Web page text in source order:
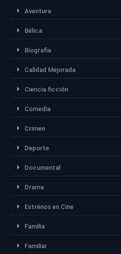
Aventura
Bélica
Biografia
Calidad Mejorada
Ciencia ficción
Comedia
Crimen
Deporte
Documental
Drama
Estrénos en Cine
Familia
Familiar